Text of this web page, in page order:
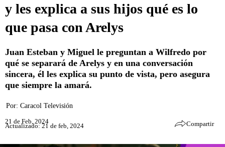
y les explica a sus hijos qué es lo
que pasa con Arelys
Juan Esteban y Miguel le preguntan a Wilfredo por
qué se separará de Arelys y en una conversación
sincera, él les explica su punto de vista, pero asegura
que siempre la amará.
Por: Caracol Televisión
21 de Feb, 2024
Actualizado: 21 de feb, 2024 Compartir